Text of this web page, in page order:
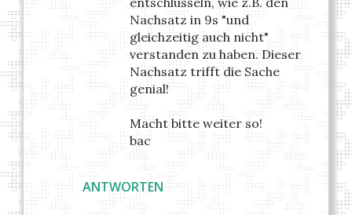
ANTWORTEN
Nachsatz in 9s "und
gleichzeitig auch nicht"
verstanden zu haben. Dieser
Nachsatz trifft die Sache
genial!
Macht bitte weiter so!
bac